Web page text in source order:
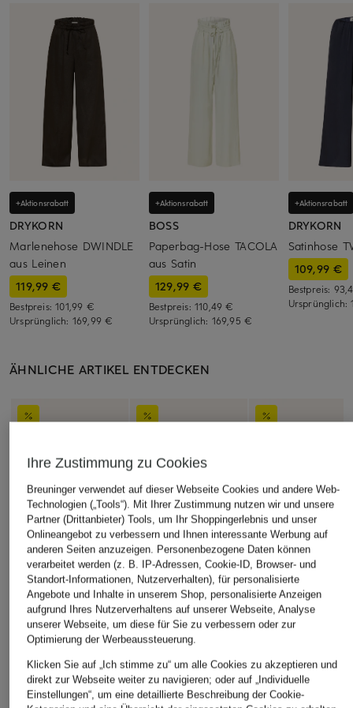
+Aktionsrabatt
DRYKORN
Marlenehose DWINDLE
aus Leinen
119,99 €
Bestpreis:101,99 €
Ursprünglich: 169,99 €
+Aktionsrabatt
BOSS
Paperbag-Hose TACOLA
aus Satin
129,99 €
Bestpreis: 110,49 €
Ursprünglich: 169,95 €
+Aktionsrabatt
DRYKORN
Satinhose
109,99 €
Bestpreis:
Ursprünglich:
ÄHNLICHE ARTIKEL ENTDECKEN
Ihre Zustimmung zu Cookies
Breuninger verwendet auf dieser Webseite Cookies und andere Web-
Technologien („Tools“). Mit Ihrer Zustimmung nutzen wir und unsere
Partner (Drittanbieter) Tools, um Ihr Shoppingerlebnis und unser
Onlineangebot zu verbessern und Ihnen interessante Werbung auf
anderen Seiten anzuzeigen. Personenbezogene Daten können
verarbeitet werden (z. B. IP-Adressen, Cookie-ID, Browser- und
Standort-Informationen, Nutzerverhalten), für personalisierte
Angebote und Inhalte in unserem Shop, personalisierte Anzeigen
aufgrund Ihres Nutzerverhaltens auf unserer Webseite, Analyse
unserer Webseite, um diese für Sie zu verbessern oder zur
Optimierung der Werbeaussteuerung.
Klicken Sie auf „Ich stimme zu“ um alle Cookies zu akzeptieren und
direkt zur Webseite weiter zu navigieren; oder auf „Individuelle
Einstellungen“, um eine detaillierte Beschreibung der Cookie-